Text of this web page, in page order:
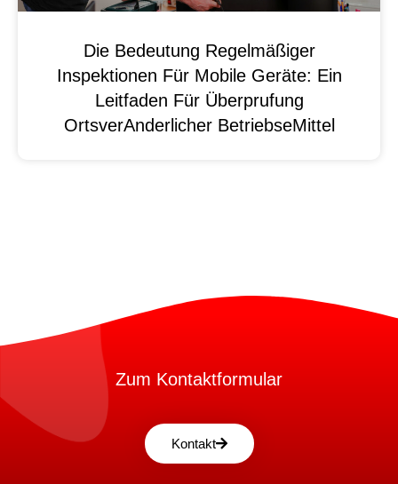
Die Bedeutung Regelmäßiger
Inspektionen Für Mobile Geräte: Ein
Leitfaden Für Überprufung
OrtsverAnderlicher BetriebseMittel
Zum Kontaktformular
Kontakt